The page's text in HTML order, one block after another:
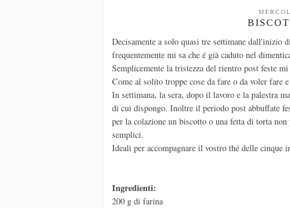
Decisamente a solo quasi tre settimane dall'inizio
frequentemente mi sa che é già caduto nel
Semplicemente la tristezza del rientro post feste
Come al solito troppe cose da fare o da voler fare
In settimana, la sera, dopo il lavoro e la palestra
di cui dispongo. Inoltre il periodo post abbuffate
per la colazione un biscotto o una fetta di torta
semplici.
Ideali per accompagnare il vostro thé delle cinque
Ingredienti:
200 g di farina